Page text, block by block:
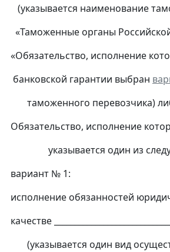
(указывается наименование
«Таможенные органы
«Обязательство, исполнение
банковской гарантии выбран
таможенного перевозчика)
Обязательство, исполнение
указывается один из
вариант № 1:
исполнение обязанностей
качестве
(указывается один вид